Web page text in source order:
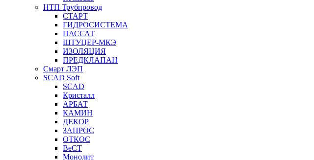
НТП Трубпровод
СТАРТ
ГИДРОСИСТЕМА
ПАССАТ
ШТУЦЕР-МКЭ
ИЗОЛЯЦИЯ
ПРЕДКЛАПАН
Смарт ЛЭП
SCAD Soft
SCAD
Кристалл
АРБАТ
КАМИН
ДЕКОР
ЗАПРОС
ОТКОС
ВеСТ
Монолит